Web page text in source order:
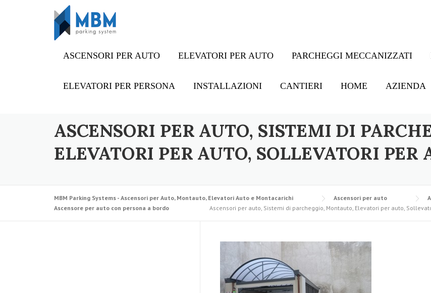
ASCENSORI PER AUTO ELEVATORI PER AUTO PARCHEGGI MECCANIZZATI
ELEVATORI PER PERSONA INSTALLAZIONI CANTIERI HOME AZIENDA
ASCENSORI PER AUTO, SISTEMI DI
ELEVATORI PER AUTO, SOLLEVATORI PER
MBM Parking Systems - Ascensori per Auto, Montauto, Elevatori Auto e Montacarichi Ascensori per auto
Ascensore per auto con persona a bordo
Ascensori per auto, Sistemi di parcheggio, Montauto, Elevatori per auto,